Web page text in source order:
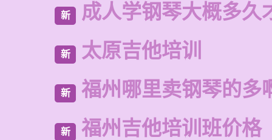
新 成人学钢琴大概多久
新 太原吉他培训
新 福州哪里卖钢琴的多
新 福州吉他培训班价格